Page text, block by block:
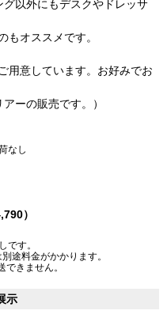
以外にもデスクやドレッサ
もオススメです。
用意しています。お好みでお
ーの販売です。）
なし
）
です。
途料金がかかります。
きません。
示